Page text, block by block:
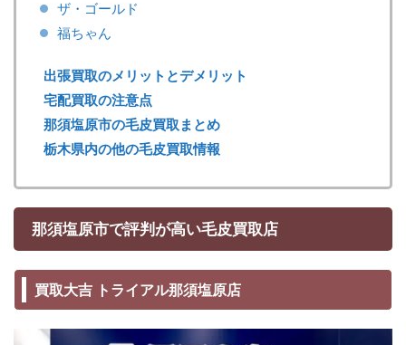
ザ・ゴールド
福ちゃん
出張買取のメリットとデメリット
宅配買取の注意点
那須塩原市の毛皮買取まとめ
栃木県内の他の毛皮買取情報
那須塩原市で評判が高い毛皮買取店
買取大吉 トライアル那須塩原店